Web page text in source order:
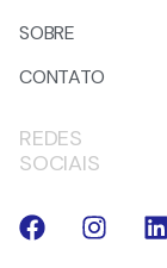
SOBRE
CONTATO
REDES
SOCIAIS